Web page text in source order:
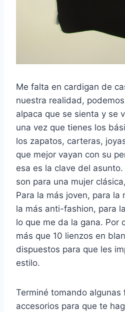
Me falta en cardigan de
nuestra realidad,
alpaca que se sienta y se
una vez que tienes los
los zapatos, carteras,
que mejor vayan con su
esa es la clave del
son para una mujer
Para la más joven, para la
la más anti-fashion, para
lo que me da la gana. Por
más que 10 lienzos en
dispuestos para que les
estilo.
Terminé tomando algunas
accesorios para que te